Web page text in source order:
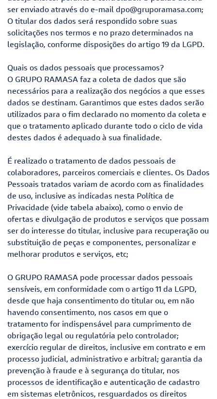
ser enviado através do e-mail dpo@gruporamasa.com;
O titular dos dados será respondido sobre suas
solicitações nos termos e no prazo determinados na
legislação, conforme disposições do artigo 19 da LGPD.
Quais os dados pessoais que processamos?
O GRUPO RAMASA faz a coleta de dados que são
necessários para a realização dos negócios a que esses
dados se destinam. Garantimos que estes dados serão
utilizados para o fim declarado no momento da coleta e
que o tratamento aplicado durante todo o ciclo de vida
destes dados é adequado à sua finalidade.
É realizado o tratamento de dados pessoais de
colaboradores, parceiros comerciais e clientes. Os Dados
Pessoais tratados variam de acordo com as finalidades
de uso, inclusive as indicadas nesta Política de
Privacidade (vide tabela abaixo), como o envio de
ofertas e divulgação de produtos e serviços que possam
ser do interesse do titular, inclusive para recuperação ou
substituição de peças e componentes, personalizar e
melhorar produtos e serviços, etc;
O GRUPO RAMASA pode processar dados pessoais
sensíveis, em conformidade com o artigo 11 da LGPD,
desde que haja consentimento do titular ou, em não
havendo consentimento, nos casos em que o
tratamento for indispensável para cumprimento de
obrigação legal ou regulatória pelo controlador;
exercício regular de direitos, inclusive em contrato e em
processo judicial, administrativo e arbitral; garantia da
prevenção à fraude e à segurança do titular, nos
processos de identificação e autenticação de cadastro
em sistemas eletrônicos, resguardados os direitos